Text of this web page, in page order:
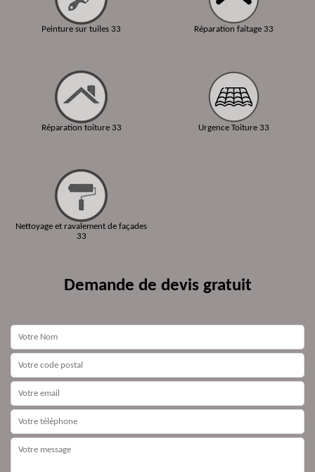
Peinture sur tuiles 33
Réparation toiture 33
Nettoyage et ravalement de façades
33
Réparation faitage 33
Urgence Toiture 33
Demande de devis gratuit